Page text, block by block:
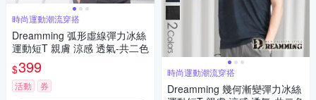
時尚運動潮流穿搭
Dreamming 弧形虛線彈力冰絲
運動短T 親膚 涼感 透氣-共二色
$399
活動 券
時尚運動潮流穿搭
Dreamming 幾何漸變彈力冰絲